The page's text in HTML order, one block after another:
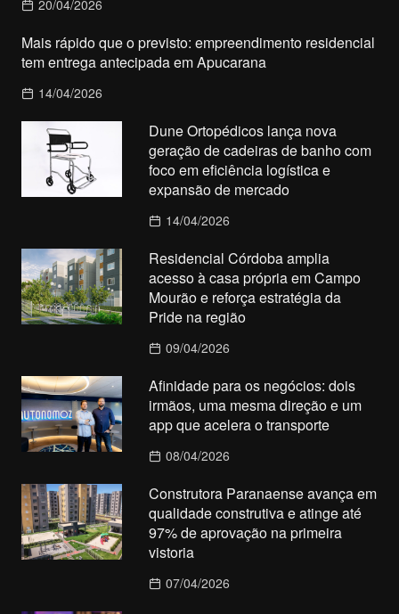
20/04/2026
Mais rápido que o previsto: empreendimento residencial
tem entrega antecipada em Apucarana
14/04/2026
Dune Ortopédicos lança nova
geração de cadeiras de banho com
foco em eficiência logística e
expansão de mercado
14/04/2026
Residencial Córdoba amplia
acesso à casa própria em Campo
Mourão e reforça estratégia da
Pride na região
09/04/2026
Afinidade para os negócios: dois
irmãos, uma mesma direção e um
app que acelera o transporte
08/04/2026
Construtora Paranaense avança em
qualidade construtiva e atinge até
97% de aprovação na primeira
vistoria
07/04/2026